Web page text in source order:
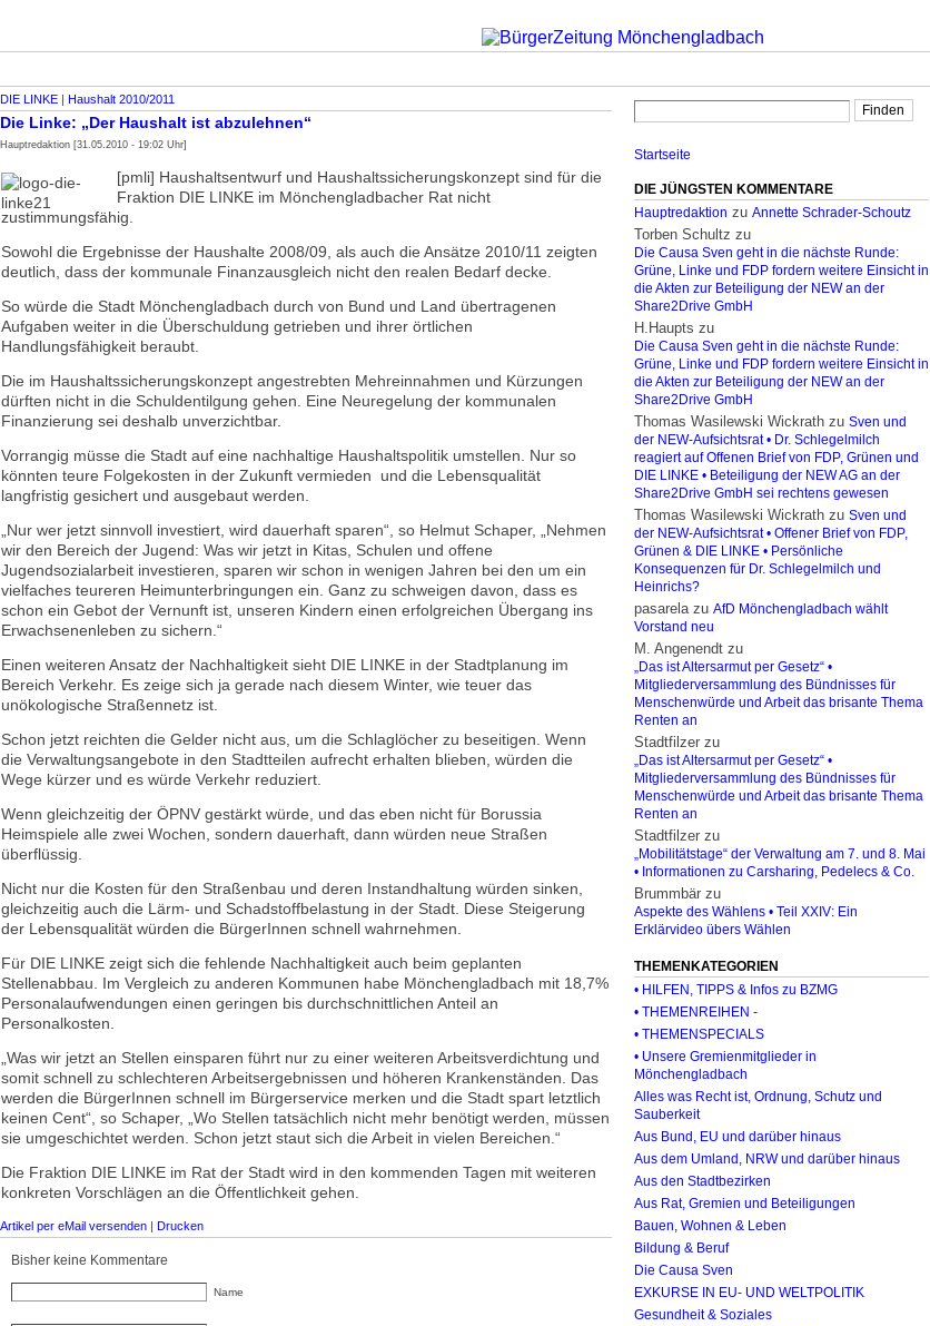
DIE LINKE | Haushalt 2010/2011
Die Linke: „Der Haushalt ist abzulehnen“
Hauptredaktion [31.05.2010 - 19:02 Uhr]
[pmli] Haushaltsentwurf und Haushaltssicherungskonzept sind für die
Fraktion DIE LINKE im Mönchengladbacher Rat nicht
zustimmungsfähig.
Sowohl die Ergebnisse der Haushalte 2008/09, als auch die Ansätze 2010/11 zeigten
deutlich, dass der kommunale Finanzausgleich nicht den realen Bedarf decke.
So würde die Stadt Mönchengladbach durch von Bund und Land übertragenen
Aufgaben weiter in die Überschuldung getrieben und ihrer örtlichen
Handlungsfähigkeit beraubt.
Die im Haushaltssicherungskonzept angestrebten Mehreinnahmen und Kürzungen
dürften nicht in die Schuldentilgung gehen. Eine Neuregelung der kommunalen
Finanzierung sei deshalb unverzichtbar.
Vorrangig müsse die Stadt auf eine nachhaltige Haushaltspolitik umstellen. Nur so
könnten teure Folgekosten in der Zukunft vermieden und die Lebensqualität
langfristig gesichert und ausgebaut werden.
„Nur wer jetzt sinnvoll investiert, wird dauerhaft sparen“, so Helmut Schaper, „Nehmen
wir den Bereich der Jugend: Was wir jetzt in Kitas, Schulen und offene
Jugendsozialarbeit investieren, sparen wir schon in wenigen Jahren bei den um ein
vielfaches teureren Heimunterbringungen ein. Ganz zu schweigen davon, dass es
schon ein Gebot der Vernunft ist, unseren Kindern einen erfolgreichen Übergang ins
Erwachsenenleben zu sichern.“
Einen weiteren Ansatz der Nachhaltigkeit sieht DIE LINKE in der Stadtplanung im
Bereich Verkehr. Es zeige sich ja gerade nach diesem Winter, wie teuer das
unökologische Straßennetz ist.
Schon jetzt reichten die Gelder nicht aus, um die Schlaglöcher zu beseitigen. Wenn
die Verwaltungsangebote in den Stadtteilen aufrecht erhalten blieben, würden die
Wege kürzer und es würde Verkehr reduziert.
Wenn gleichzeitig der ÖPNV gestärkt würde, und das eben nicht für Borussia
Heimspiele alle zwei Wochen, sondern dauerhaft, dann würden neue Straßen
überflüssig.
Nicht nur die Kosten für den Straßenbau und deren Instandhaltung würden sinken,
gleichzeitig auch die Lärm- und Schadstoffbelastung in der Stadt. Diese Steigerung
der Lebensqualität würden die BürgerInnen schnell wahrnehmen.
Für DIE LINKE zeigt sich die fehlende Nachhaltigkeit auch beim geplanten
Stellenabbau. Im Vergleich zu anderen Kommunen habe Mönchengladbach mit 18,7%
Personalaufwendungen einen geringen bis durchschnittlichen Anteil an
Personalkosten.
„Was wir jetzt an Stellen einsparen führt nur zu einer weiteren Arbeitsverdichtung und
somit schnell zu schlechteren Arbeitsergebnissen und höheren Krankenständen. Das
werden die BürgerInnen schnell im Bürgerservice merken und die Stadt spart letztlich
keinen Cent“, so Schaper, „Wo Stellen tatsächlich nicht mehr benötigt werden, müssen
sie umgeschichtet werden. Schon jetzt staut sich die Arbeit in vielen Bereichen.“
Die Fraktion DIE LINKE im Rat der Stadt wird in den kommenden Tagen mit weiteren
konkreten Vorschlägen an die Öffentlichkeit gehen.
Artikel per eMail versenden | Drucken
Bisher keine Kommentare
Name
Startseite
DIE JÜNGSTEN KOMMENTARE
Hauptredaktion zu Annette Schrader-Schoutz
Torben Schultz zu
Die Causa Sven geht in die nächste Runde:
Grüne, Linke und FDP fordern weitere Einsicht in
die Akten zur Beteiligung der NEW an der
Share2Drive GmbH
H.Haupts zu
Die Causa Sven geht in die nächste Runde:
Grüne, Linke und FDP fordern weitere Einsicht in
die Akten zur Beteiligung der NEW an der
Share2Drive GmbH
Thomas Wasilewski Wickrath zu Sven und
der NEW-Aufsichtsrat • Dr. Schlegelmilch
reagiert auf Offenen Brief von FDP, Grünen und
DIE LINKE • Beteiligung der NEW AG an der
Share2Drive GmbH sei rechtens gewesen
Thomas Wasilewski Wickrath zu Sven und
der NEW-Aufsichtsrat • Offener Brief von FDP,
Grünen & DIE LINKE • Persönliche
Konsequenzen für Dr. Schlegelmilch und
Heinrichs?
pasarelazu AfD Mönchengladbach wählt
Vorstand neu
M. Angenendt zu
„Das ist Altersarmut per Gesetz“ •
Mitgliederversammlung des Bündnisses für
Menschenwürde und Arbeit das brisante Thema
Renten an
Stadtfilzer zu
„Das ist Altersarmut per Gesetz“ •
Mitgliederversammlung des Bündnisses für
Menschenwürde und Arbeit das brisante Thema
Renten an
Stadtfilzer zu
„Mobilitätstage“ der Verwaltung am 7. und 8. Mai
• Informationen zu Carsharing, Pedelecs & Co.
Brummbär zu
Aspekte des Wählens • Teil XXIV: Ein
Erklärvideo übers Wählen
THEMENKATEGORIEN
• HILFEN, TIPPS & Infos zu BZMG
• THEMENREIHEN -
• THEMENSPECIALS
• Unsere Gremienmitglieder in
Mönchengladbach
Alles was Recht ist, Ordnung, Schutz und
Sauberkeit
Aus Bund, EU und darüber hinaus
Aus dem Umland, NRW und darüber hinaus
Aus den Stadtbezirken
Aus Rat, Gremien und Beteiligungen
Bauen, Wohnen & Leben
Bildung & Beruf
Die Causa Sven
EXKURSE IN EU- UND WELTPOLITIK
Gesundheit & Soziales